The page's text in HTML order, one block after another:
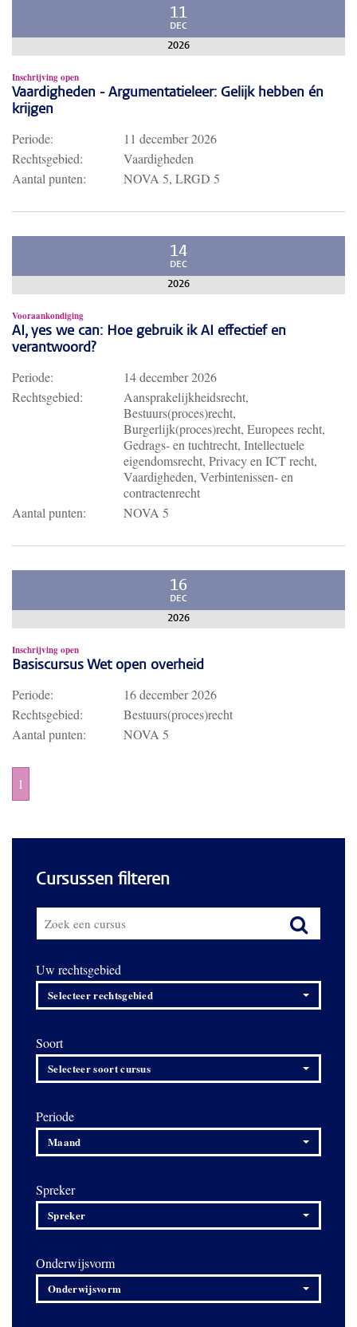
11
DEC
2026
Inschrijving open
Vaardigheden - Argumentatieleer: Gelijk hebben én
krijgen
Periode:
11 december 2026
Rechtsgebied:
Vaardigheden
Aantal punten:
NOVA 5, LRGD 5
14
DEC
2026
Vooraankondiging
AI, yes we can: Hoe gebruik ik AI effectief en
verantwoord?
Periode:
14 december 2026
Rechtsgebied:
Aansprakelijkheidsrecht,
Bestuurs(proces)recht,
Burgerlijk(proces)recht, Europees recht,
Gedrags- en tuchtrecht, Intellectuele
eigendomsrecht, Privacy en ICT recht,
Vaardigheden, Verbintenissen- en
contractenrecht
Aantal punten:
NOVA 5
16
DEC
2026
Inschrijving open
Basiscursus Wet open overheid
Periode:
16 december 2026
Rechtsgebied:
Bestuurs(proces)recht
Aantal punten:
NOVA 5
1
Cursussen filteren
Uw rechtsgebied
Selecteer rechtsgebied
Soort
Selecteer soort cursus
Periode
Maand
Spreker
Spreker
Onderwijsvorm
Onderwijsvorm